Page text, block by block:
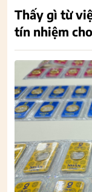
Thấy gì từ
tín nhiệm